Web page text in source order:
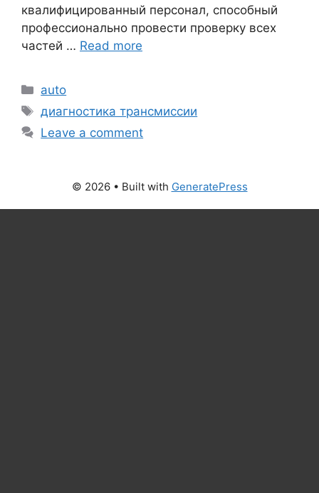
квалифицированный персонал, способный
профессионально провести проверку всех
частей … Read more
Categories
auto
Tags
диагностика трансмиссии
Leave a comment
© 2026 • Built with GeneratePress